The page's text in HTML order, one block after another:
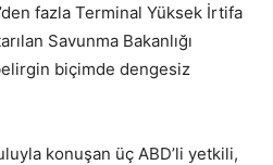
fazla Terminal Yüksek İrtifa
Savunma Bakanlığı
biçimde dengesiz
konuşan üç ABD’li yetkili,